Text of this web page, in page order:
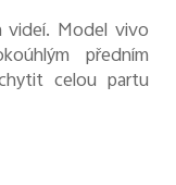
videí. Model vivo
předním
celou partu